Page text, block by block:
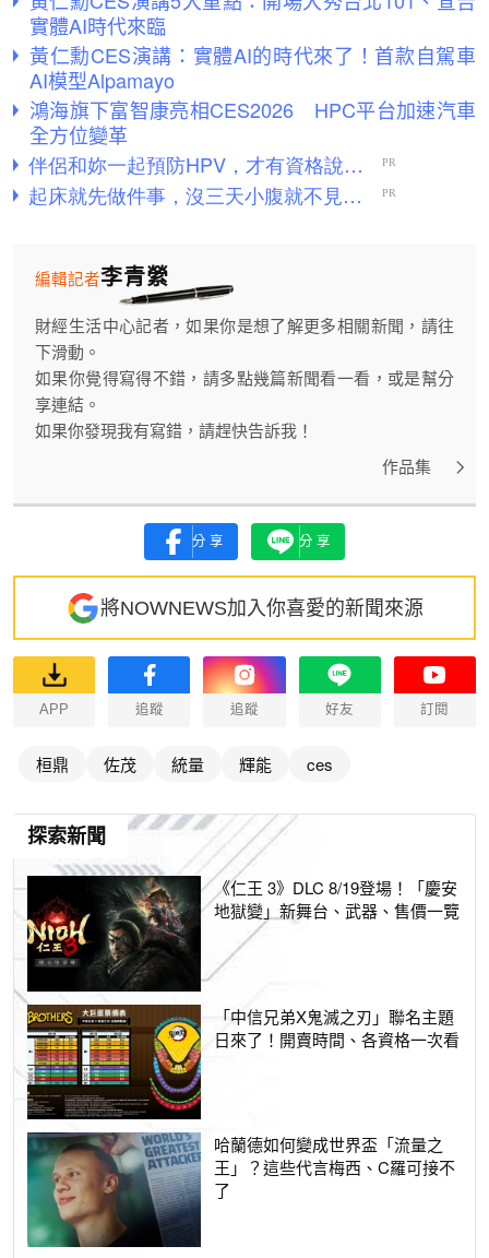
實體AI時代來臨
黃仁勳CES演講：實體AI的時代來了！首款自駕車
AI模型Alpamayo
鴻海旗下富智康亮相CES2026 HPC平台加速汽車
全方位變革
李青縈
編輯記者
財經生活中心記者，如果你是想了解更多相關新聞，請往
下滑動。
如果你覺得寫得不錯，請多點幾篇新聞看一看，或是幫分
享連結。
如果你發現我有寫錯，請趕快告訴我！
作品集
分享 分享
將NOWNEWS加入你喜愛的新聞來源
APP 追蹤 追蹤 好友 訂閱
桓鼎 佐茂 統量 輝能 ces
探索新聞
《仁王 3》DLC 8/19登場！「慶安
地獄變」新舞台、武器、售價一覽
「中信兄弟X鬼滅之刃」聯名主題
日來了！開賣時間、各資格一次看
哈蘭德如何變成世界盃「流量之
王」？這些代言梅西、C羅可接不
了